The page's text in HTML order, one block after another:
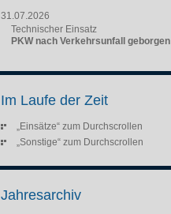
31.07.2026
Technischer Einsatz
PKW nach Verkehrsunfall geborgen
Im Laufe der Zeit
„Einsätze“ zum Durchscrollen
„Sonstige“ zum Durchscrollen
Jahresarchiv